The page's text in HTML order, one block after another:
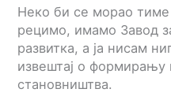
Неко би се морао
рецимо, имамо Завод
развитка, а ја нисам
извештај о формирању
становништва.